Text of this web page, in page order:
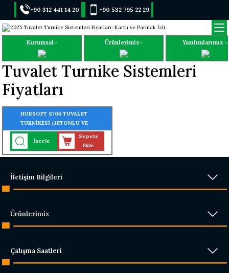
+90 312 441 14 20 +90 532 795 22 29
Kurumsal Ürünlerimiz Yazılımlarımız
Tuvalet Turnike Sistemleri
Fiyatları
HURSOFT S706 TUVALET
TURNİKESİ (JETONLU VE
PARALİ TURNİKE)
İncele
Sepete
Ekle
İletişim Bilgileri
Ürünlerimiz
Çalışma Saatleri